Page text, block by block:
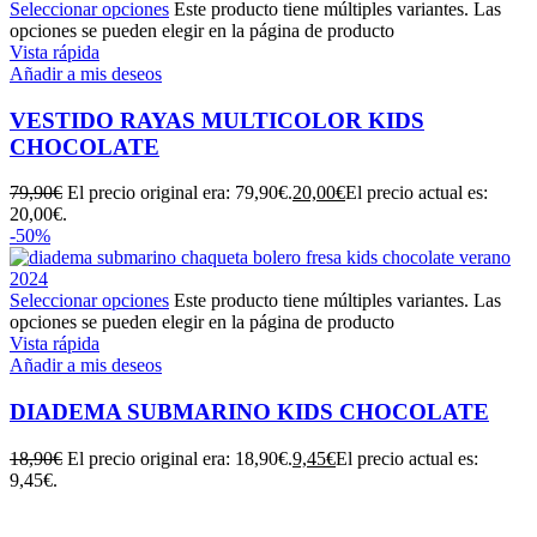
Seleccionar opciones Este producto tiene múltiples variantes. Las
opciones se pueden elegir en la página de producto
Vista rápida
Añadir a mis deseos
VESTIDO RAYAS MULTICOLOR KIDS
CHOCOLATE
79,90€ El precio original era: 79,90€.20,00€El precio actual es:
20,00€.
-50%
Seleccionar opciones Este producto tiene múltiples variantes. Las
opciones se pueden elegir en la página de producto
Vista rápida
Añadir a mis deseos
DIADEMA SUBMARINO KIDS CHOCOLATE
18,90€ El precio original era: 18,90€.9,45€El precio actual es:
9,45€.